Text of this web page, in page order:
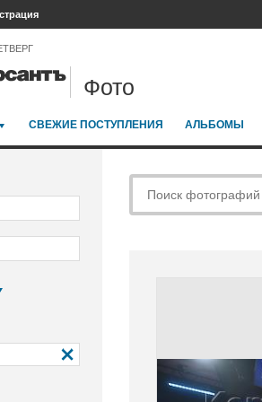
Фото
СВЕЖИЕ ПОСТУПЛЕНИЯ АЛЬБОМЫ